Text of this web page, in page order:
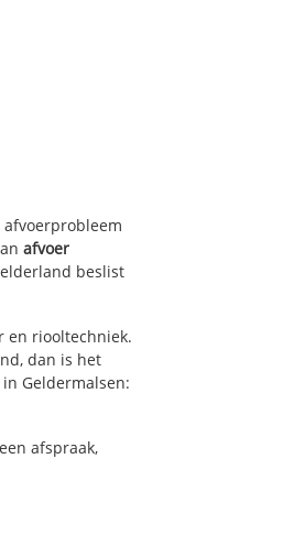
afvoer
beslist
en riooltechniek.
dan is het
Geldermalsen:
afspraak,